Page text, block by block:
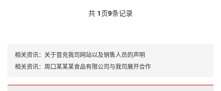
共 1页9条记录
相关资讯： 关于冒充我司网站以及销售人员的声明
相关资讯： 周口某某某食品有限公司与我司展开合作